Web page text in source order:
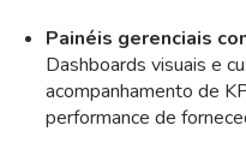
Painéis gerenciais
Dashboards visuais e
acompanhamento de
performance de